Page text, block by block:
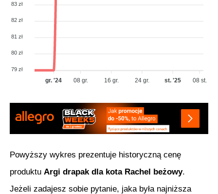
83 zł
82 zł
81 zł
80 zł
79 zł
gr. '24 08 gr. 16 gr. 24 gr. st. '25 08 st.
Powyższy wykres prezentuje historyczną cenę
produktu Argi drapak dla kota Rachel beżowy.
Jeżeli zadajesz sobie pytanie, jaka była najniższa